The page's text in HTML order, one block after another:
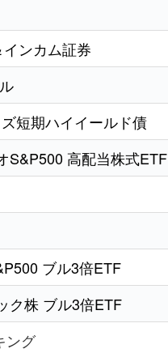
ンカム証券
短期ハイイールド債
S&P500 高配当株式ETF
ブル3倍ETF
ク株 ブル3倍ETF
ング